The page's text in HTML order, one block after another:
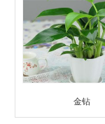
金钻